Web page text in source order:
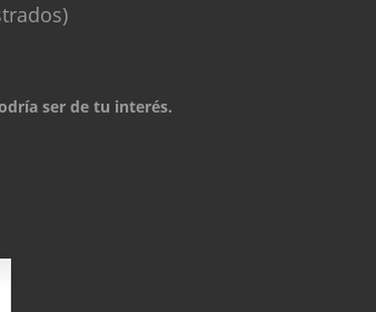
ser de tu interés.